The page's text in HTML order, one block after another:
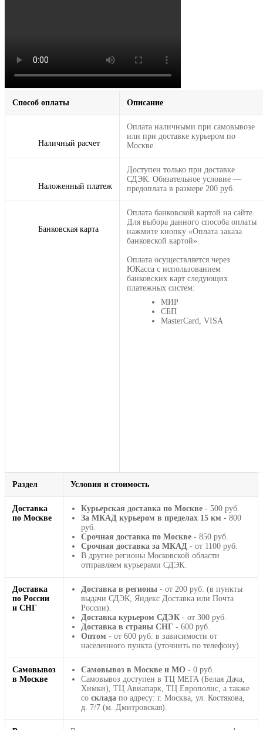
Способ оплаты Описание
Наличный расчет
Оплата наличными при самовывозе
или при доставке курьером по
Москве.
Наложенный платеж
Доступен только при доставке
СДЭК. Обязательное условие —
предоплата в размере 200 руб.
Банковская карта
Оплата банковской картой на сайте.
Для выбора данного способа оплаты
нажмите кнопку «Оплата заказа
банковской картой».
Оплата осуществляется через
ЮКасса с использованием
банковских карт следующих
платежных систем:
МИР
СБП
MasterCard, VISA
Раздел Условия и стоимость
Доставка
по Москве
Курьерская доставка по Москве - 500 руб.
За МКАД курьером в пределах 15 км - 800
руб.
Срочная доставка по Москве - 850 руб.
Срочная доставка за МКАД - от 1100 руб.
В другие регионы Московской области
отправляем курьерами СДЭК.
Доставка
по России
и СНГ
Доставка в регионы - от 200 руб. (в пункты
выдачи СДЭК, Яндекс Доставка или Почта
России).
Доставка курьером СДЭК - от 300 руб.
Доставка в страны СНГ - 600 руб.
Оптом - от 600 руб. в зависимости от
населенного пункта (уточнить по телефону).
Самовывоз
в Москве
Самовывоз в Москве и МО - 0 руб.
Самовывоз доступен в ТЦ МЕГА (Белая Дача,
Химки), ТЦ Авиапарк, ТЦ Европолис, а также
со склада по адресу: г. Москва, ул. Костякова,
д. 7/7 (м. Дмитровская).